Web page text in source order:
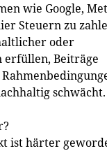
wie Google,
Steuern zu
oder
erfüllen, Beiträge
schwächt.
ist härter